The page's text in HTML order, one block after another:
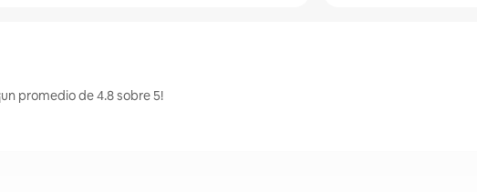
promedio de 4.8 sobre 5!